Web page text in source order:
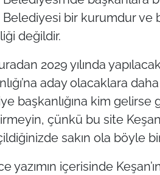
Belediyesi bir kurumdur ve
değildir.
2029 yılında
aday olacaklara
başkanlığına kim
çünkü bu site Keşan
sakın ola böyle
yazımın içerisinde